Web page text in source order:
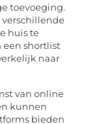
toevoeging.
huis te
shortlist
naar
van online
kunnen
bieden